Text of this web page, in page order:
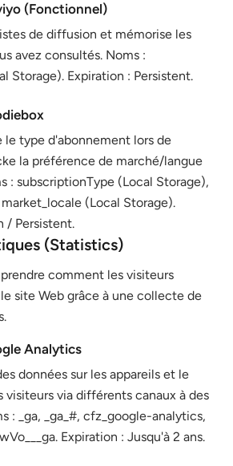
(Fonctionnel)
de diffusion et mémorise les
avez consultés. Noms :
Storage). Expiration : Persistent.
le type d'abonnement lors de
la préférence de marché/langue
: subscriptionType (Local Storage),
(Local Storage).
/ Persistent.
(Statistics)
comment les visiteurs
site Web grâce à une collecte de
Analytics
données sur les appareils et le
via différents canaux à des
: _ga, _ga_#, cfz_google-analytics,
Expiration : Jusqu'à 2 ans.